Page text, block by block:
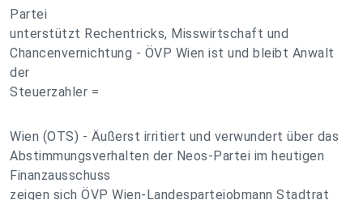
Partei
unterstützt Rechentricks, Misswirtschaft und
Chancenvernichtung - ÖVP Wien ist und bleibt Anwalt
der
Steuerzahler =
Wien (OTS) - Äußerst irritiert und verwundert über das
Abstimmungsverhalten der Neos-Partei im heutigen
Finanzausschuss
zeigen sich ÖVP Wien-Landesparteiobmann Stadtrat